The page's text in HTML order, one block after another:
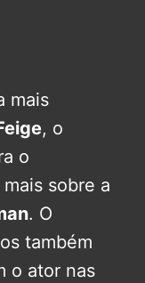
mais
, o
o
sobre a
. O
também
o ator nas